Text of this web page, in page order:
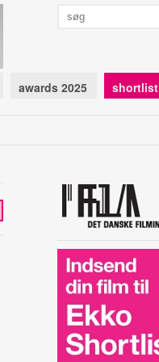
awards 2025 shortlist